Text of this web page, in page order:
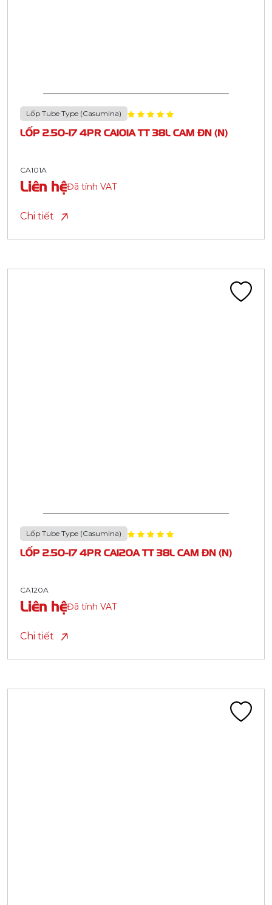
Lốp Tube Type (Casumina)
LỐP 2.50-17 4PR CA101A TT 38L CAM ĐN (N)
CA101A
Liên hệĐã tính VAT
Chi tiết
Lốp Tube Type (Casumina)
LỐP 2.50-17 4PR CA120A TT 38L CAM ĐN (N)
CA120A
Liên hệĐã tính VAT
Chi tiết